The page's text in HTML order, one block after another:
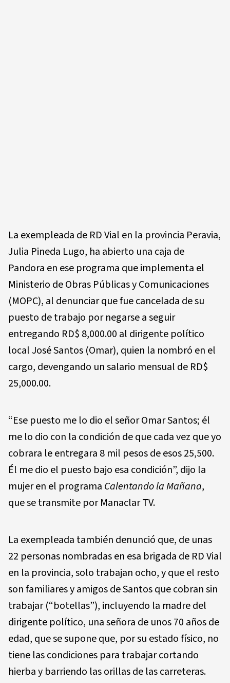
La exempleada de RD Vial en la provincia Peravia,
Julia Pineda Lugo, ha abierto una caja de
Pandora en ese programa que implementa el
Ministerio de Obras Públicas y Comunicaciones
(MOPC), al denunciar que fue cancelada de su
puesto de trabajo por negarse a seguir
entregando RD$ 8,000.00 al dirigente político
local José Santos (Omar), quien la nombró en el
cargo, devengando un salario mensual de RD$
25,000.00.
“Ese puesto me lo dio el señor Omar Santos; él
me lo dio con la condición de que cada vez que yo
cobrara le entregara 8 mil pesos de esos 25,500.
Él me dio el puesto bajo esa condición”, dijo la
mujer en el programa Calentando la Mañana,
que se transmite por Manaclar TV.
La exempleada también denunció que, de unas
22 personas nombradas en esa brigada de RD Vial
en la provincia, solo trabajan ocho, y que el resto
son familiares y amigos de Santos que cobran sin
trabajar (“botellas”), incluyendo la madre del
dirigente político, una señora de unos 70 años de
edad, que se supone que, por su estado físico, no
tiene las condiciones para trabajar cortando
hierba y barriendo las orillas de las carreteras.